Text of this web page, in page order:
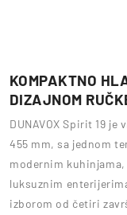
KOMPAKTNO
DIZAJNOM
DUNAVOX Spirit 19
455 mm, sa jednom
modernim
luksuznim
izborom od četiri